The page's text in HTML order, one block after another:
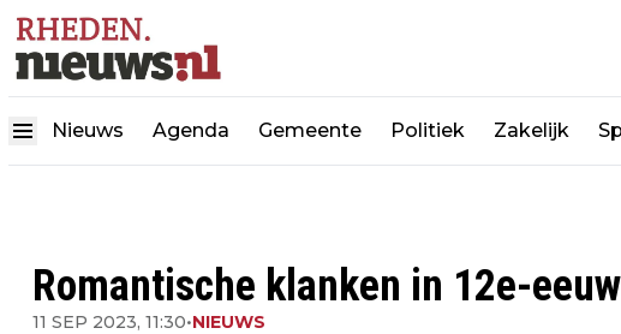
Nieuws Agenda Gemeente Politiek Zakelijk
Romantische klanken in 12e-
11 SEP 2023, 11:30•NIEUWS